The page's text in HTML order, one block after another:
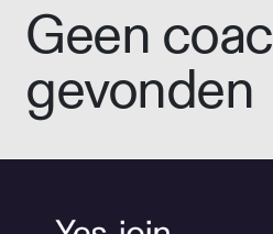
Geen
gevonden